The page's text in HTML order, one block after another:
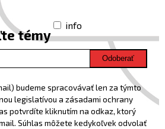
témy
info
Odoberať
budeme spracovávať len za týmto
legislatívou a zásadami ochrany
potvrdíte kliknutím na odkaz, ktorý
Súhlas môžete kedykoľvek odvolať